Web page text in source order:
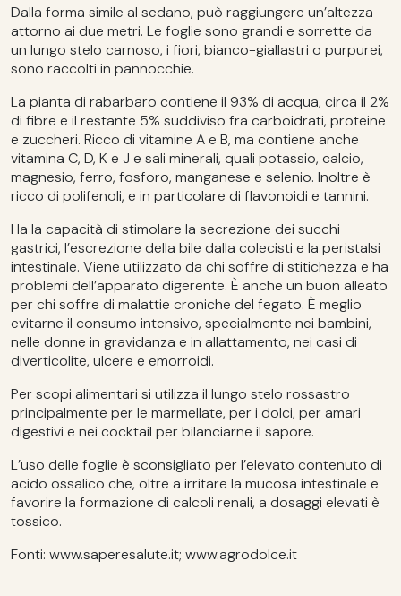
Dalla forma simile al sedano, può raggiungere un’altezza
attorno ai due metri. Le foglie sono grandi e sorrette da
un lungo stelo carnoso, i fiori, bianco-giallastri o purpurei,
sono raccolti in pannocchie.
La pianta di rabarbaro contiene il 93% di acqua, circa il 2%
di fibre e il restante 5% suddiviso fra carboidrati, proteine
e zuccheri. Ricco di vitamine A e B, ma contiene anche
vitamina C, D, K e J e sali minerali, quali potassio, calcio,
magnesio, ferro, fosforo, manganese e selenio. Inoltre è
ricco di polifenoli, e in particolare di flavonoidi e tannini.
Ha la capacità di stimolare la secrezione dei succhi
gastrici, l’escrezione della bile dalla colecisti e la peristalsi
intestinale. Viene utilizzato da chi soffre di stitichezza e ha
problemi dell’apparato digerente. È anche un buon alleato
per chi soffre di malattie croniche del fegato. È meglio
evitarne il consumo intensivo, specialmente nei bambini,
nelle donne in gravidanza e in allattamento, nei casi di
diverticolite, ulcere e emorroidi.
Per scopi alimentari si utilizza il lungo stelo rossastro
principalmente per le marmellate, per i dolci, per amari
digestivi e nei cocktail per bilanciarne il sapore.
L’uso delle foglie è sconsigliato per l’elevato contenuto di
acido ossalico che, oltre a irritare la mucosa intestinale e
favorire la formazione di calcoli renali, a dosaggi elevati è
tossico.
Fonti: www.saperesalute.it; www.agrodolce.it